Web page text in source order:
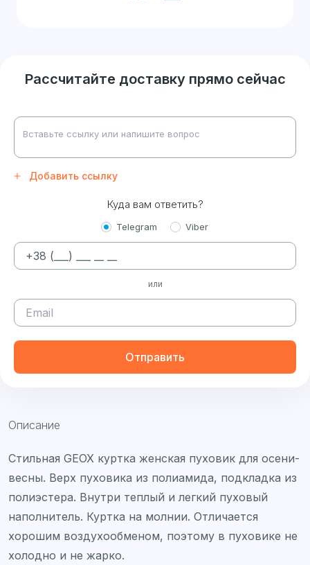
Рассчитайте доставку прямо сейчас
Добавить ссылку
Куда вам ответить?
Telegram Viber
или
Отправить
Описание
Стильная GEOX куртка женская пуховик для осени-
весны. Верх пуховика из полиамида, подкладка из
полиэстера. Внутри теплый и легкий пуховый
наполнитель. Куртка на молнии. Отличается
хорошим воздухообменом, поэтому в пуховике не
холодно и не жарко.